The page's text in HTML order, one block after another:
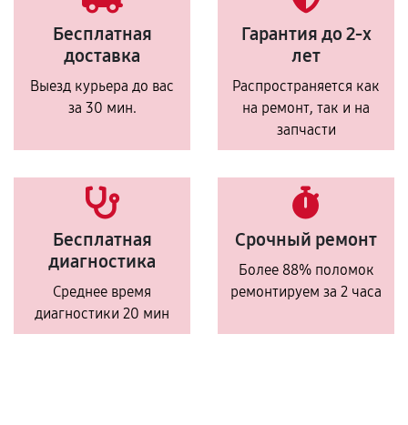
Бесплатная
доставка
Выезд курьера до вас
за 30 мин.
Гарантия до 2-х
лет
Распространяется как
на ремонт, так и на
запчасти
Бесплатная
диагностика
Среднее время
диагностики 20 мин
Срочный ремонт
Более 88% поломок
ремонтируем за 2 часа